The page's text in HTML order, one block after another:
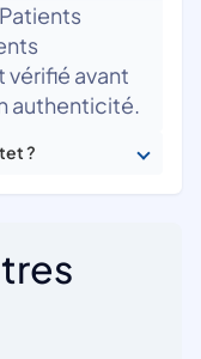
vérifié avant
authenticité.
?